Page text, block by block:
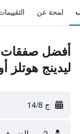
لمحة عن
أفضل صفقات
ليدينج هوتلز
ج 14/8